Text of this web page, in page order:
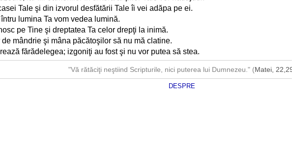
Tale şi din izvorul desfătării Tale îi vei adăpa pe ei.
lumina Ta vom vedea lumină.
pe Tine şi dreptatea Ta celor drepţi la inimă.
mândrie şi mâna păcătoşilor să nu mă clatine.
fărădelegea; izgoniţi au fost şi nu vor putea să stea.
"Vă rătăciţi neştiind Scripturile, nici puterea lui Dumnezeu." (Matei,
DESPRE